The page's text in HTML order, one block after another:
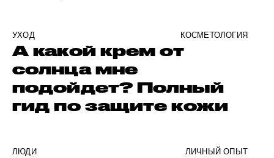
УХОД КОСМЕТОЛОГИЯ
А какой крем от
солнца мне
подойдет? Полный
гид по защите кожи
ЛЮДИ ЛИЧНЫЙ ОПЫТ